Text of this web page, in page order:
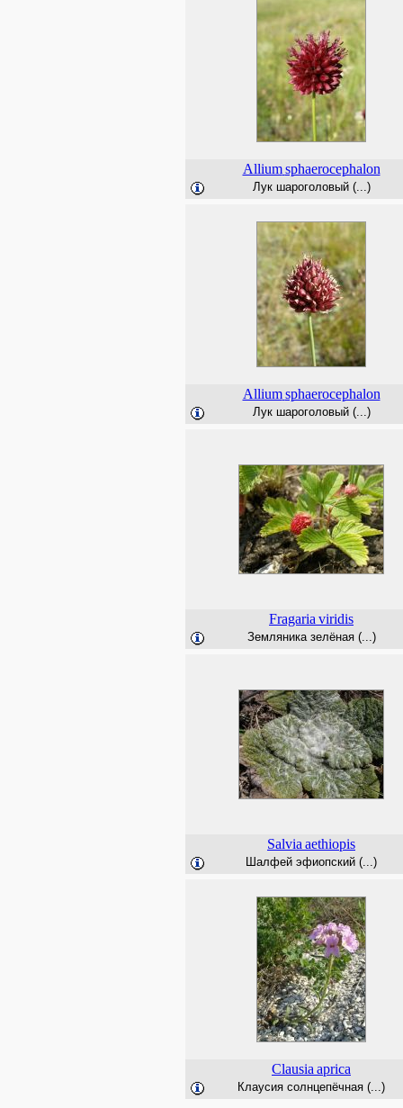
Allium sphaerocephalon
Лук шароголовый (...)
Allium sphaerocephalon
Лук шароголовый (...)
Fragaria viridis
Земляника зелёная (...)
Salvia aethiopis
Шалфей эфиопский (...)
Clausia aprica
Клаусия солнцепёчная (...)